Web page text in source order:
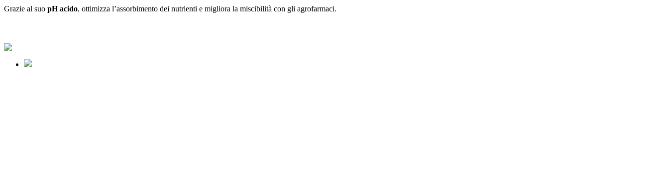
Grazie al suo pH acido, ottimizza l’assorbimento dei nutrienti e migliora la miscibilità con gli agrofarmaci.